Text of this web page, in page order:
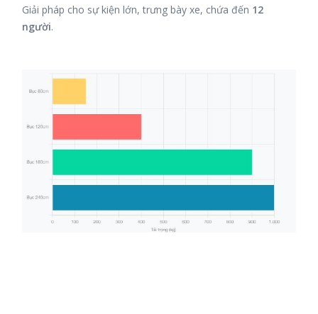
Giải pháp cho sự kiện lớn, trưng bày xe, chứa đến 12
người.